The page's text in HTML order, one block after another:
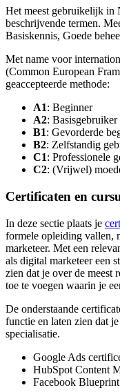
Het meest gebruikelijk in
beschrijvende termen.
Basiskennis, Goede
Met name voor
(Common European
geaccepteerde methode:
A1: Beginner
A2: Basisgebruiker
B1: Gevorderde
B2: Zelfstandig
C1: Professionele
C2: (Vrijwel)
Certificaten en
In deze sectie plaats je
formele opleiding vallen,
marketeer. Met een
als digital marketeer een
zien dat je over de meest
toe te voegen waarin je
De onderstaande
functie en laten zien dat
specialisatie.
Google Ads
HubSpot Content
Facebook